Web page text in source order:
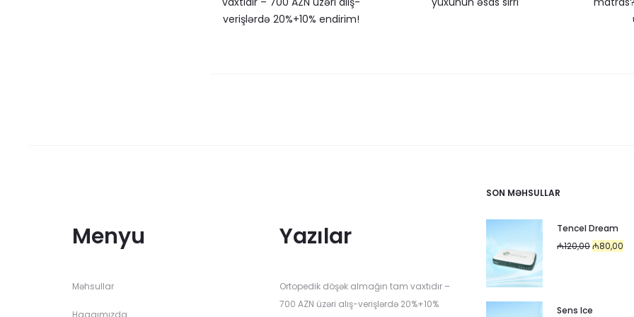
verişlərdə 20%+10% endirim!
Menyu
Məhsullar
Yazılar
Ortopedik döşək almağın tam vaxtıdır –
700 AZN üzəri alış-verişlərdə 20%+10%
SON MƏHSULLAR
Tencel Dream
₼120,00Original
₼80,00
Sens Ice